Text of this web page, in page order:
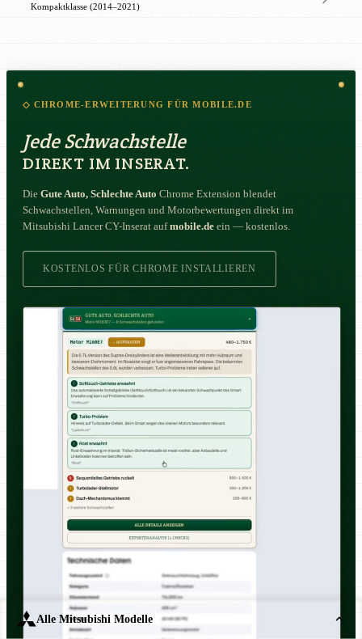
Kompaktklasse (2014–2021)
◇ CHROME-ERWEITERUNG FÜR MOBILE.DE
Jede Schwachstelle
DIREKT IM INSERAT.
Die Gute Auto, Schlechte Auto Chrome Extension blendet
Schwachstellen, Warnungen und Motorbewertungen direkt im
Mitsubishi Lancer CY-Inserat aufmobile.de ein — kostenlos.
KOSTENLOS FÜR CHROME INSTALLIEREN
Alle Mitsubishi Modelle